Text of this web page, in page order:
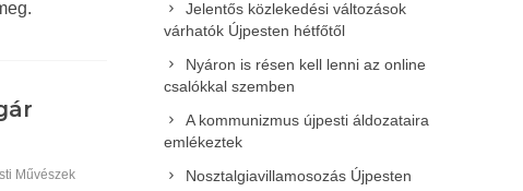
Művészek
Jelentős közlekedési változások
várhatók Újpesten hétfőtől
Nyáron is résen kell lenni az online
csalókkal szemben
A kommunizmus újpesti áldozataira
emlékeztek
Nosztalgiavillamosozás Újpesten